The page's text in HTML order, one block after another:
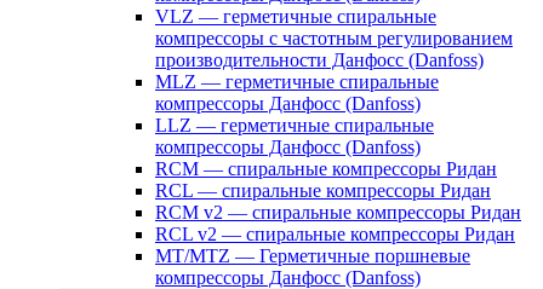
VLZ — герметичные спиральные
компрессоры с частотным регулированием
производительности Данфосс (Danfoss)
MLZ — герметичные спиральные
компрессоры Данфосс (Danfoss)
LLZ — герметичные спиральные
компрессоры Данфосс (Danfoss)
RCM — спиральные компрессоры Ридан
RCL — спиральные компрессоры Ридан
RCM v2 — спиральные компрессоры Ридан
RCL v2 — спиральные компрессоры Ридан
MT/MTZ — Герметичные поршневые
компрессоры Данфосс (Danfoss)